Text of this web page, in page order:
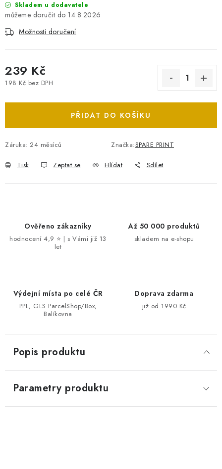
Skladem u dodavatele
14.8.2026
Možnosti doručení
239 Kč
198 Kč bez DPH
PŘIDAT DO KOŠÍKU
Záruka: 24 měsíců Značka:SPARE PRINT
Tisk Zeptat se Hlídat Sdílet
Ověřeno zákazníky
hodnocení 4,9 ⭐ | s Vámi již 13
let
Až 50 000 produktů
skladem na e-shopu
Výdejní místa po celé ČR
PPL, GLS ParcelShop/Box,
Balíkovna
Doprava zdarma
již od 1990 Kč
Popis produktu
Parametry produktu